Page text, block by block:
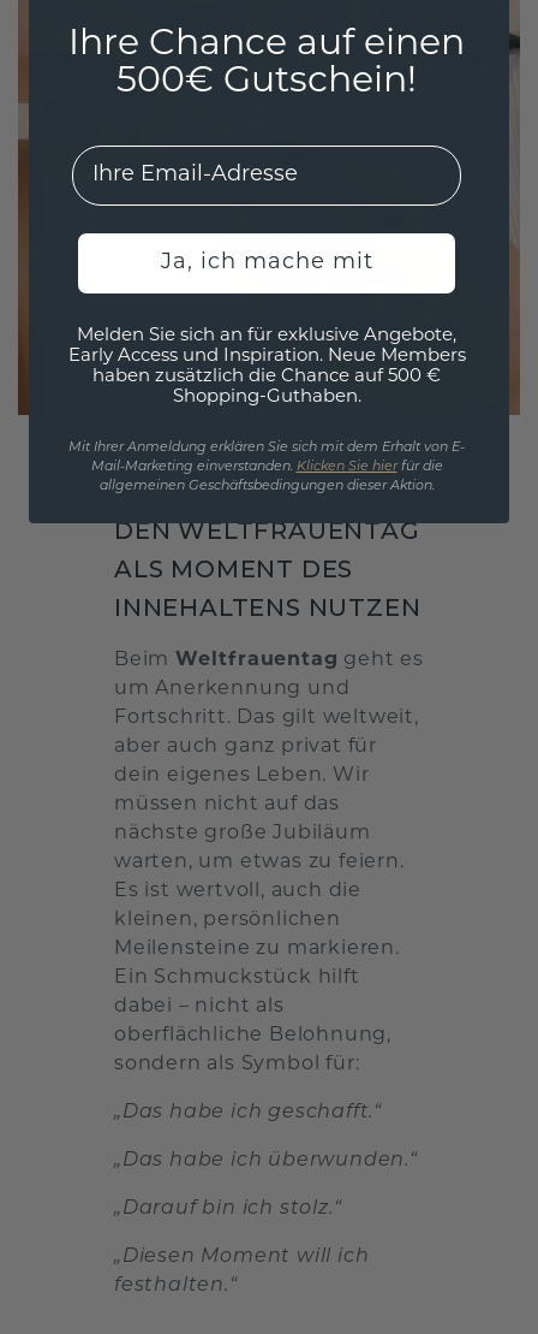
DEN WELTFRAUENTAG
ALS MOMENT DES
INNEHALTENS NUTZEN
Beim Weltfrauentag geht es
um Anerkennung und
Fortschritt. Das gilt weltweit,
aber auch ganz privat für
dein eigenes Leben. Wir
müssen nicht auf das
nächste große Jubiläum
warten, um etwas zu feiern.
Es ist wertvoll, auch die
kleinen, persönlichen
Meilensteine zu markieren.
Ein Schmuckstück hilft
dabei – nicht als
oberflächliche Belohnung,
sondern als Symbol für:
„Das habe ich geschafft.“
„Das habe ich überwunden.“
„Darauf bin ich stolz.“
„Diesen Moment will ich
festhalten.“
Ihre Chance auf einen
500€ Gutschein!
EMail
Ja, ich mache mit
Melden Sie sich an für exklusive Angebote,
Early Access und Inspiration. Neue Members
haben zusätzlich die Chance auf 500 €
Shopping-Guthaben.
Mit Ihrer Anmeldung erklären Sie sich mit dem Erhalt von E-
Mail-Marketing einverstanden. Klicken Sie hierfür die
allgemeinen Geschäftsbedingungen dieser Aktion.